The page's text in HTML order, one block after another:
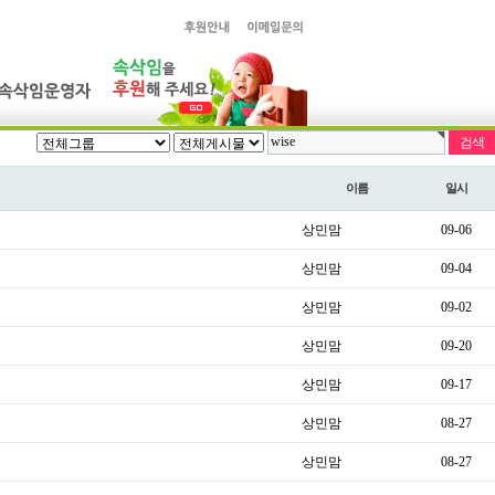
이름 일시
상민맘 09-06
상민맘 09-04
상민맘 09-02
상민맘 09-20
상민맘 09-17
상민맘 08-27
상민맘 08-27